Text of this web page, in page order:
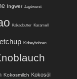
Ingwer Jagdwurst
Kakaobutter Karamell
Kidneybohnen
Kokosmilch Kokosöl